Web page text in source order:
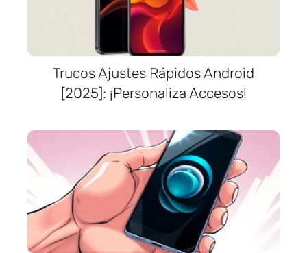
Trucos Ajustes Rápidos Android
[2025]: ¡Personaliza Accesos!